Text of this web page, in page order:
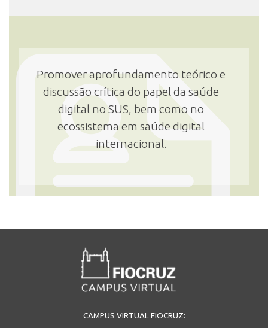
Promover aprofundamento teórico e
discussão crítica do papel da saúde
digital no SUS, bem como no
ecossistema em saúde digital
internacional.
CAMPUS VIRTUAL FIOCRUZ: